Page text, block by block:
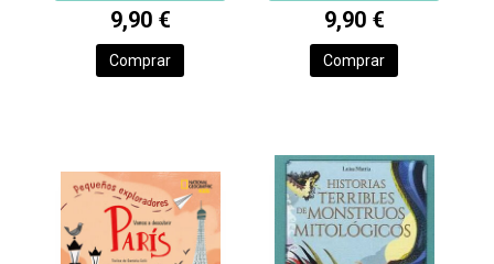
9,90 €
Comprar
9,90 €
Comprar